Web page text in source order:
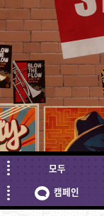
모두
캠페인